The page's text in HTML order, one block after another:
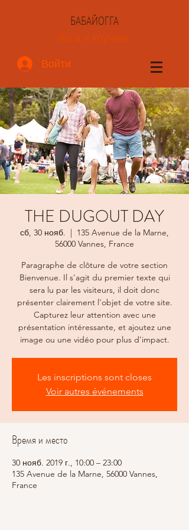
БАБАЙОГГА
йога и коучинг
Войти
THE DUGOUT DAY
сб, 30 нояб.
  |
135 Avenue de la Marne,
56000 Vannes, France
Paragraphe de clôture de votre section
Bienvenue. Il s'agit du premier texte qui
sera lu par les visiteurs, il doit donc
présenter clairement l'objet de votre site.
Capturez leur attention avec une
présentation intéressante, et ajoutez une
image ou une vidéo pour plus d'impact.
Les inscriptions sont closes
Voir autres événements
Время и место
30 нояб. 2019 г., 10:00 – 23:00
135 Avenue de la Marne, 56000 Vannes,
France